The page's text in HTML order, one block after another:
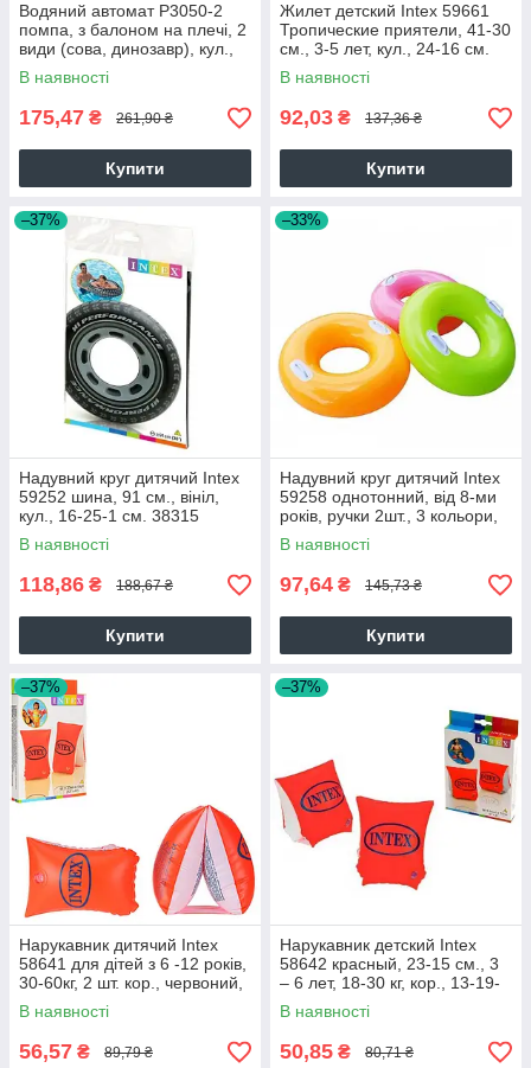
Водяний автомат P3050-2
помпа, з балоном на плечі, 2
види (сова, динозавр), кул.,
31-38-6 см. 28325
В наявності
175,47 ₴ 261,90 ₴
Купити
Жилет детский Intex 59661
Тропические приятели, 41-30
см., 3-5 лет, кул., 24-16 см.
В наявності
92,03 ₴ 137,36 ₴
Купити
–37%
Надувний круг дитячий Intex
59252 шина, 91 см., вініл,
кул., 16-25-1 см. 38315
В наявності
118,86 ₴ 188,67 ₴
Купити
–33%
Надувний круг дитячий Intex
59258 однотонний, від 8-ми
років, ручки 2шт., 3 кольори,
25-17-3,5 см. 38315
В наявності
97,64 ₴ 145,73 ₴
Купити
–37%
Нарукавник дитячий Intex
58641 для дітей з 6 -12 років,
30-60кг, 2 шт. кор., червоний,
13-19-2,5 см. 38315
В наявності
56,57 ₴ 89,79 ₴
–37%
Нарукавник детский Intex
58642 красный, 23-15 см., 3
– 6 лет, 18-30 кг, кор., 13-19-
2,5 см.
В наявності
50,85 ₴ 80,71 ₴